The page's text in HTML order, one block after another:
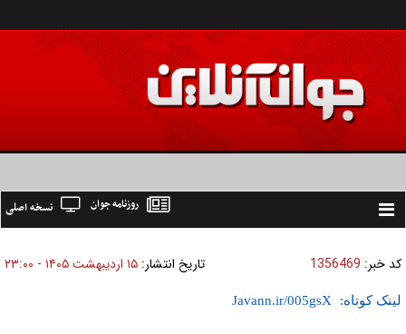
Toggle
نسخه اصلی روزنامه جوان
کد خبر: 1356469 تاریخ انتشار: ۱۵ ارديبهشت ۱۴۰۵ - ۲۳:۰۰
لینک کوتاه: